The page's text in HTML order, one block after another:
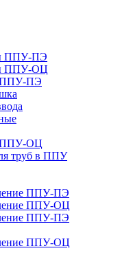
ППУ-ПЭ
ППУ-ОЦ
ППУ-ПЭ
ППУ-ОЦ
труб в ППУ
ППУ-ПЭ
ППУ-ОЦ
ППУ-ПЭ
ППУ-ОЦ